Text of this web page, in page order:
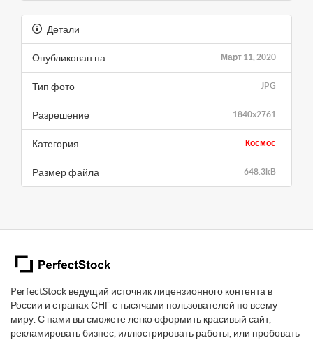
Детали
Март 11, 2020
Опубликован на
JPG
Тип фото
1840x2761
Разрешение
Космос
Категория
648.3kB
Размер файла
PerfectStock ведущий источник лицензионного контента в
России и странах СНГ с тысячами пользователей по всему
миру. С нами вы сможете легко оформить красивый сайт,
рекламировать бизнес, иллюстрировать работы, или пробовать